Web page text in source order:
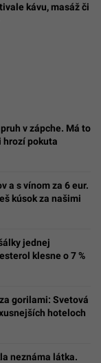
kávu, masáž či
v zápche. Má to
hrozí pokuta
a s vínom za 6 eur.
kúsok za našimi
jednej
klesne o 7 %
gorilami: Svetová
hoteloch
neznáma látka.